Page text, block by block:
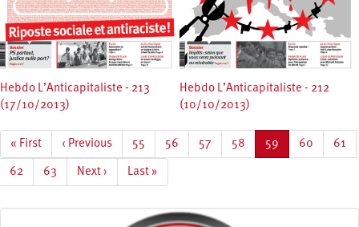
Hebdo L’Anticapitaliste - 213
(17/10/2013)
Hebdo L’Anticapitaliste - 212
(10/10/2013)
Première
page
« First
Page
précédente
‹ Previous Page
55 Page
56 Page
57 Page
58
Page
courante
59 Page
60 Page
61
Page
62 Page
63
Page
suivante
Next ›
Dernière
page
Last »